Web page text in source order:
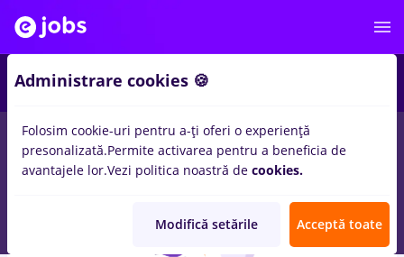
locuri de muncacu salarii in Aiud inBanci
Administrare cookies 🍪
Folosim cookie-uri pentru a-ți oferi o experiență
presonalizată.Permite activarea pentru a beneficia de
avantajele lor.Vezi politica noastră de cookies.
Modifică setările Acceptă toate